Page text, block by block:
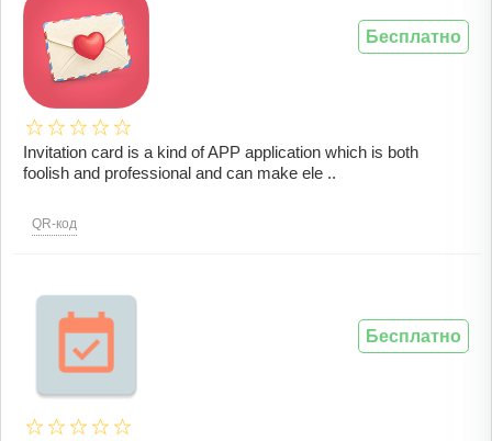
Invitation card is a kind of APP application which is both
foolish and professional and can make ele ..
QR-код
Бесплатно
Бесплатно